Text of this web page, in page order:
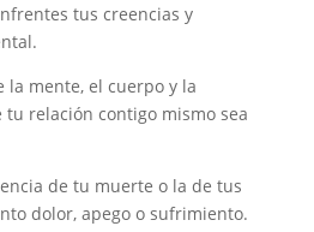
tus creencias y
la mente, el cuerpo y la
relación contigo mismo sea
de tu muerte o la de tus
dolor, apego o sufrimiento.